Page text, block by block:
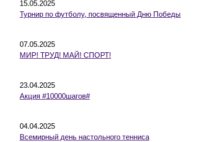
15.05.2025
Турнир по футболу, посвященный Дню Победы
07.05.2025
МИР! ТРУД! МАЙ! СПОРТ!
23.04.2025
Акция #10000шагов#
04.04.2025
Всемирный день настольного тенниса